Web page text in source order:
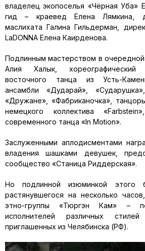
владелец экопоселья «Чёрная Уба»
гид – краевед Елена Лямкина,
маслихата Галина Гильдерман,
LaDONNA Елена Каирденова.
Подлинным мастерством в очередной
Алия Халык, хореографический
восточного танца из Усть-
ансамбли «Дударай»,
«Дружане», «Фабриканочка»,
немецкого коллектива
современного танца «In Motion».
Заслуженными аплодисментами
владения шашками девушек,
сообщество «Станица Риддерская».
Но подлинной изюминкой этого
растянувшегося на несколько
этно-группы «Тюргэн Кам» –
исполнителей различных
приглашенных из Челябинска (РФ).